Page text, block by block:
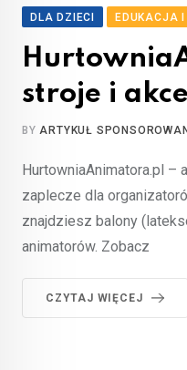
DLA DZIECI EDUKACJA
stroje i
BY ARTYKUŁ
HurtowniaAnimatora.pl –
zaplecze dla
znajdziesz balony
animatorów. Zobacz
CZYTAJ WIĘCEJ